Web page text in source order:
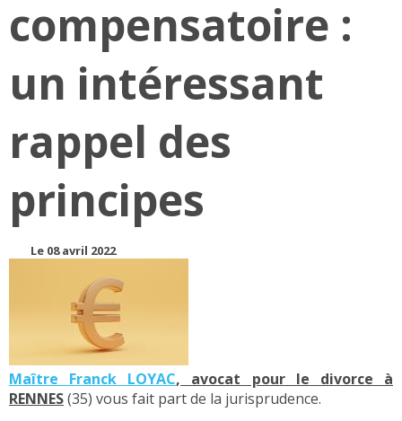
compensatoire :
un intéressant
rappel des
principes
Le 08 avril 2022
Maître Franck LOYAC, avocat pour le divorce à
RENNES(35) vous fait part de la jurisprudence.